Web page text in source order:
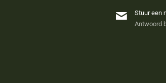
Stuur een
Antwoord